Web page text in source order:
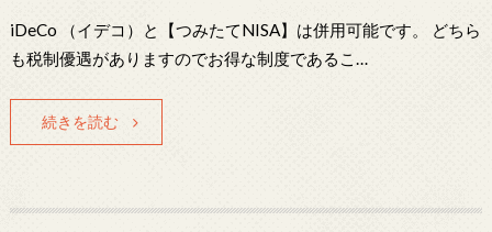
iDeCo （イデコ）と【つみたてNISA】は併用可能です。 どちら
も税制優遇がありますのでお得な制度であるこ…
続きを読む